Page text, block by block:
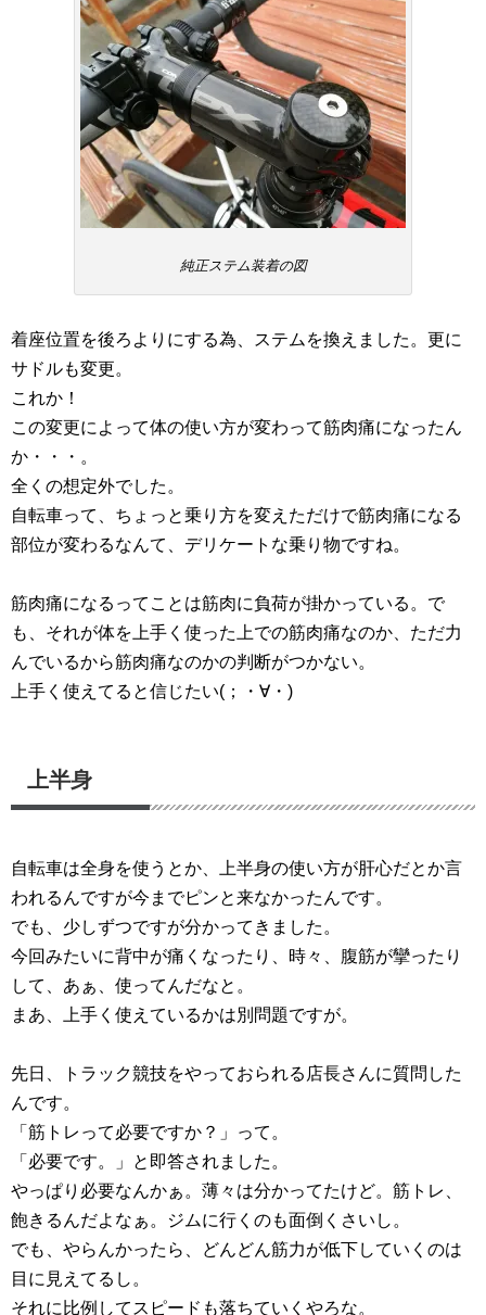
純正ステム装着の図
着座位置を後ろよりにする為、ステムを換えました。更に
サドルも変更。
これか！
この変更によって体の使い方が変わって筋肉痛になったん
か・・・。
全くの想定外でした。
自転車って、ちょっと乗り方を変えただけで筋肉痛になる
部位が変わるなんて、デリケートな乗り物ですね。
筋肉痛になるってことは筋肉に負荷が掛かっている。で
も、それが体を上手く使った上での筋肉痛なのか、ただ力
んでいるから筋肉痛なのかの判断がつかない。
上手く使えてると信じたい(；・∀・)
上半身
自転車は全身を使うとか、上半身の使い方が肝心だとか言
われるんですが今までピンと来なかったんです。
でも、少しずつですが分かってきました。
今回みたいに背中が痛くなったり、時々、腹筋が攣ったり
して、あぁ、使ってんだなと。
まあ、上手く使えているかは別問題ですが。
先日、トラック競技をやっておられる店長さんに質問した
んです。
「筋トレって必要ですか？」って。
「必要です。」と即答されました。
やっぱり必要なんかぁ。薄々は分かってたけど。筋トレ、
飽きるんだよなぁ。ジムに行くのも面倒くさいし。
でも、やらんかったら、どんどん筋力が低下していくのは
目に見えてるし。
それに比例してスピードも落ちていくやろな。